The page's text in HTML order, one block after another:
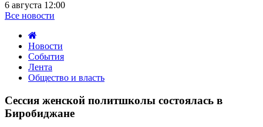
6 августа 12:00
Все новости
Новости
События
Лента
Общество и власть
женской
политшколы
состоялась
Сессия женской политшколы состоялась в
Биробиджане